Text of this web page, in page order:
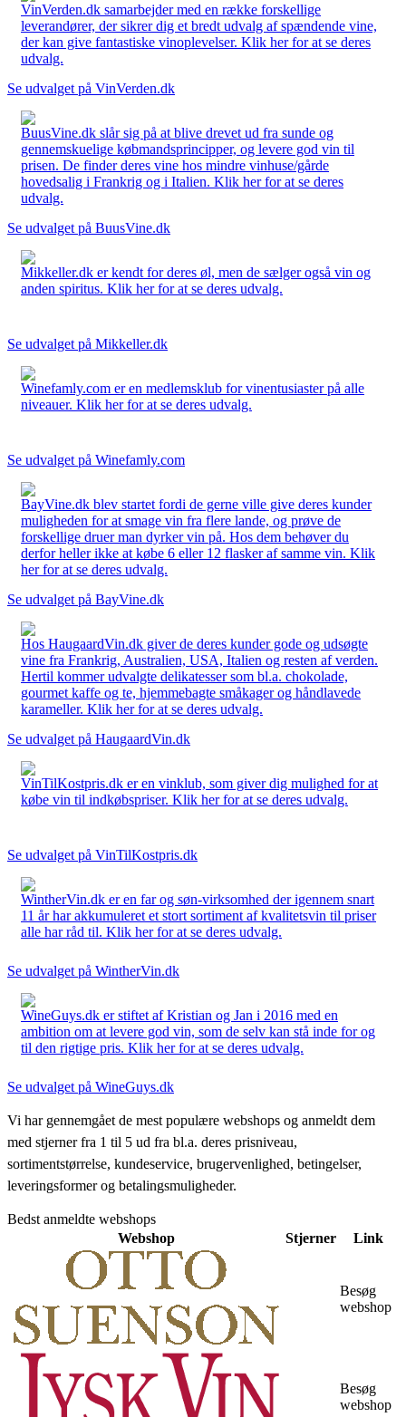
VinVerden.dk samarbejder med en række forskellige
leverandører, der sikrer dig et bredt udvalg af spændende vine,
der kan give fantastiske vinoplevelser. Klik her for at se deres
udvalg.
Se udvalget på VinVerden.dk
BuusVine.dk slår sig på at blive drevet ud fra sunde og
gennemskuelige købmandsprincipper, og levere god vin til
prisen. De finder deres vine hos mindre vinhuse/gårde
hovedsalig i Frankrig og i Italien. Klik her for at se deres
udvalg.
Se udvalget på BuusVine.dk
Mikkeller.dk er kendt for deres øl, men de sælger også vin og
anden spiritus. Klik her for at se deres udvalg.
Se udvalget på Mikkeller.dk
Winefamly.com er en medlemsklub for vinentusiaster på alle
niveauer. Klik her for at se deres udvalg.
Se udvalget på Winefamly.com
BayVine.dk blev startet fordi de gerne ville give deres kunder
muligheden for at smage vin fra flere lande, og prøve de
forskellige druer man dyrker vin på. Hos dem behøver du
derfor heller ikke at købe 6 eller 12 flasker af samme vin. Klik
her for at se deres udvalg.
Se udvalget på BayVine.dk
Hos HaugaardVin.dk giver de deres kunder gode og udsøgte
vine fra Frankrig, Australien, USA, Italien og resten af verden.
Hertil kommer udvalgte delikatesser som bl.a. chokolade,
gourmet kaffe og te, hjemmebagte småkager og håndlavede
karameller. Klik her for at se deres udvalg.
Se udvalget på HaugaardVin.dk
VinTilKostpris.dk er en vinklub, som giver dig mulighed for at
købe vin til indkøbspriser. Klik her for at se deres udvalg.
Se udvalget på VinTilKostpris.dk
WintherVin.dk er en far og søn-virksomhed der igennem snart
11 år har akkumuleret et stort sortiment af kvalitetsvin til priser
alle har råd til. Klik her for at se deres udvalg.
Se udvalget på WintherVin.dk
WineGuys.dk er stiftet af Kristian og Jan i 2016 med en
ambition om at levere god vin, som de selv kan stå inde for og
til den rigtige pris. Klik her for at se deres udvalg.
Se udvalget på WineGuys.dk
Vi har gennemgået de mest populære webshops og anmeldt dem
med stjerner fra 1 til 5 ud fra bl.a. deres prisniveau,
sortimentstørrelse, kundeservice, brugervenlighed, betingelser,
leveringsformer og betalingsmuligheder.
Bedst anmeldte webshops
Webshop
Stjerner Link
Besøg
webshop
Besøg
webshop